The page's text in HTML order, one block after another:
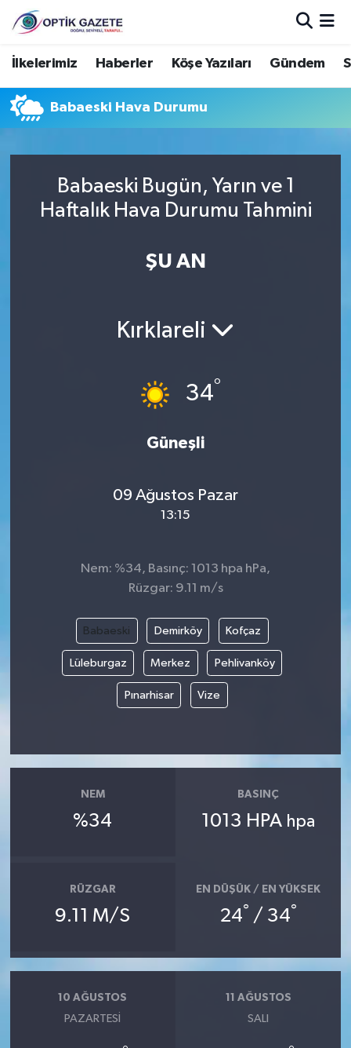
İlkelerimiz Haberler Köşe Yazıları Gündem
Babaeski Hava Durumu
Babaeski Bugün, Yarın ve 1
Haftalık Hava Durumu Tahmini
ŞU AN
Kırklareli
34°
Güneşli
09 Ağustos Pazar
13:15
Nem: %34, Basınç: 1013 hpa hPa,
Rüzgar: 9.11 m/s
Babaeski Demirköy Kofçaz
Lüleburgaz Merkez Pehlivanköy
Pınarhisar Vize
NEM
%34
BASINÇ
1013 HPA hpa
RÜZGAR
9.11 M/S
EN DÜŞÜK / EN YÜKSEK
24° / 34°
10 AĞUSTOS
PAZARTESI
11 AĞUSTOS
SALI
Nöbetçi Eczaneler
Hava Durumu
Trafik Durumu
Süper Lig Puan Durumu ve Fikstür